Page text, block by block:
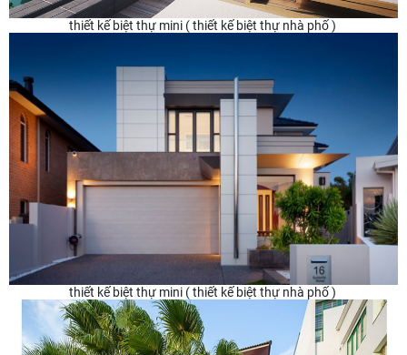
thiết kế biệt thự mini ( thiết kế biệt thự nhà phố )
thiết kế biệt thự mini ( thiết kế biệt thự nhà phố )